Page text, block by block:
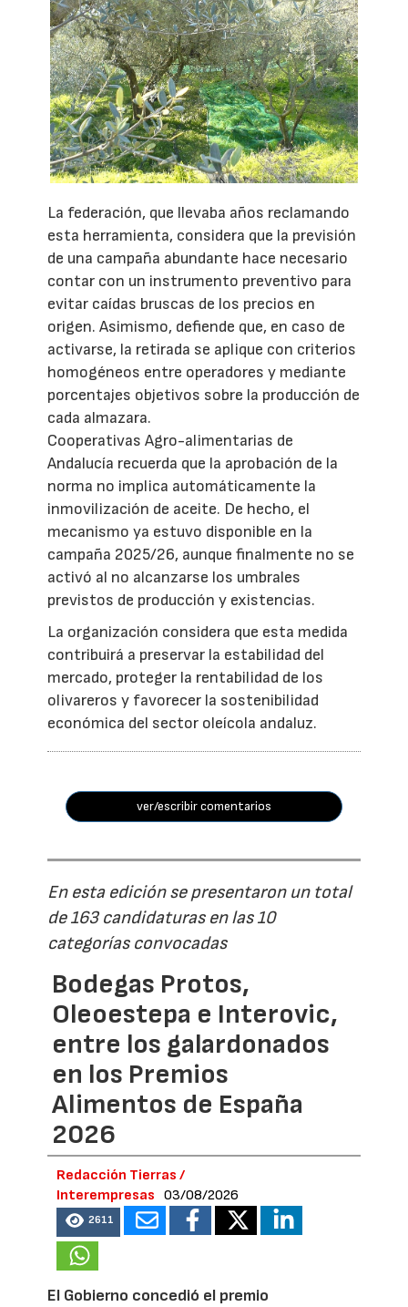
La federación, que llevaba años reclamando
esta herramienta, considera que la previsión
de una campaña abundante hace necesario
contar con un instrumento preventivo para
evitar caídas bruscas de los precios en
origen. Asimismo, defiende que, en caso de
activarse, la retirada se aplique con criterios
homogéneos entre operadores y mediante
porcentajes objetivos sobre la producción de
cada almazara.
Cooperativas Agro-alimentarias de
Andalucía recuerda que la aprobación de la
norma no implica automáticamente la
inmovilización de aceite. De hecho, el
mecanismo ya estuvo disponible en la
campaña 2025/26, aunque finalmente no se
activó al no alcanzarse los umbrales
previstos de producción y existencias.
La organización considera que esta medida
contribuirá a preservar la estabilidad del
mercado, proteger la rentabilidad de los
olivareros y favorecer la sostenibilidad
económica del sector oleícola andaluz.
ver/escribir comentarios
En esta edición se presentaron un total
de 163 candidaturas en las 10
categorías convocadas
Bodegas Protos,
Oleoestepa e Interovic,
entre los galardonados
en los Premios
Alimentos de España
2026
Redacción Tierras /
Interempresas
03/08/2026
2611
El Gobierno concedió el premio